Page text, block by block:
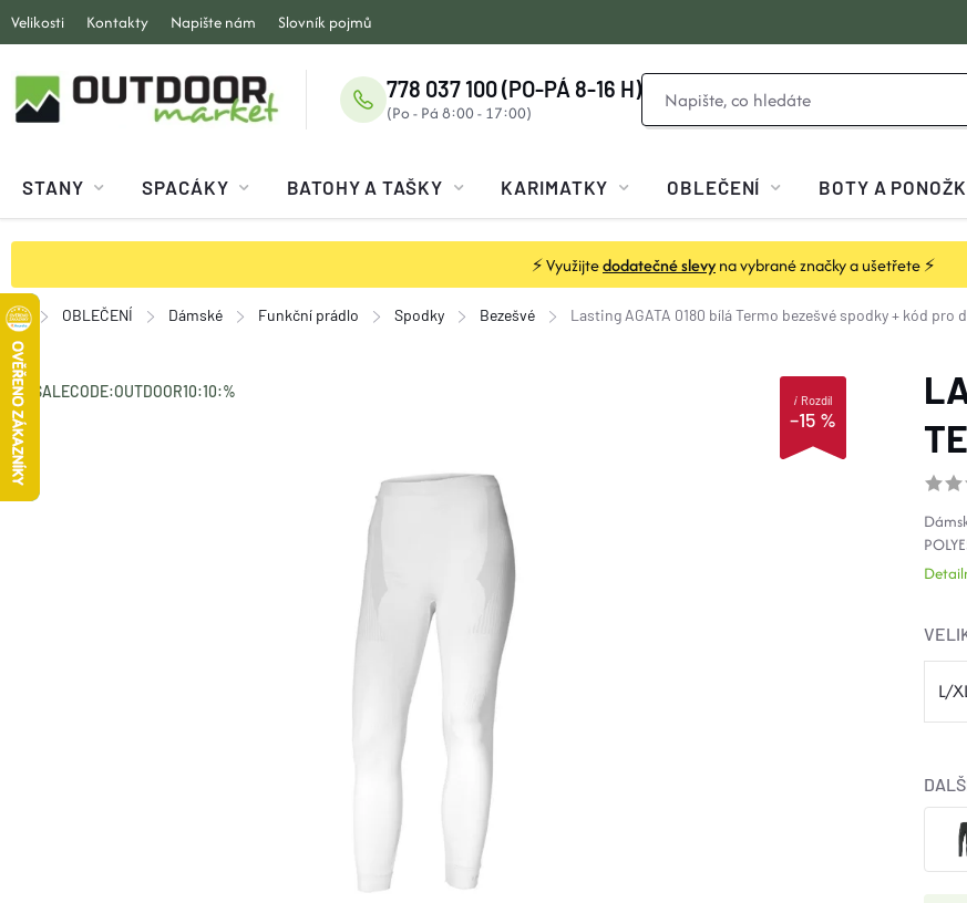
Přejít
na
obsah
⚡ Využijtedodatečné slevyna vybrané značky a ušetřete ⚡
Velikosti Kontakty Napište nám Slovník pojmů
778 037 100 (PO-PÁ 8-16 H)
STANY SPACÁKY BATOHY A TAŠKY KARIMATKY OBLEČENÍ BOTY A
Domů
OBLEČENÍ Dámské Funkční prádlo Spodky Bezešvé Lasting AGATA 0180 bílá Termo bezešvé spodky+ kód pro
SALECODE:OUTDOOR10:10:%
–15 %
iRozdíl